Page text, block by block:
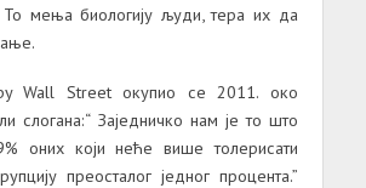
То мења биологију људи, тера их да
Wall Street окупио се 2011. око
слогана:“ Заједничко нам је то што
оних који неће више толерисати
преосталог једног процента.”